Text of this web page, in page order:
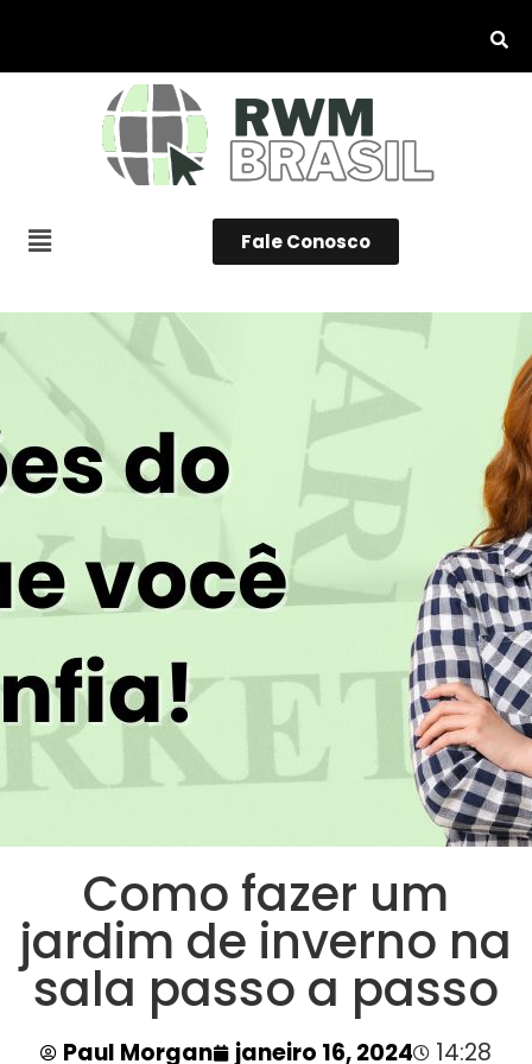
Fale Conosco
Como fazer um
jardim de inverno na
sala passo a passo
Paul Morgan janeiro 16, 2024 14:28